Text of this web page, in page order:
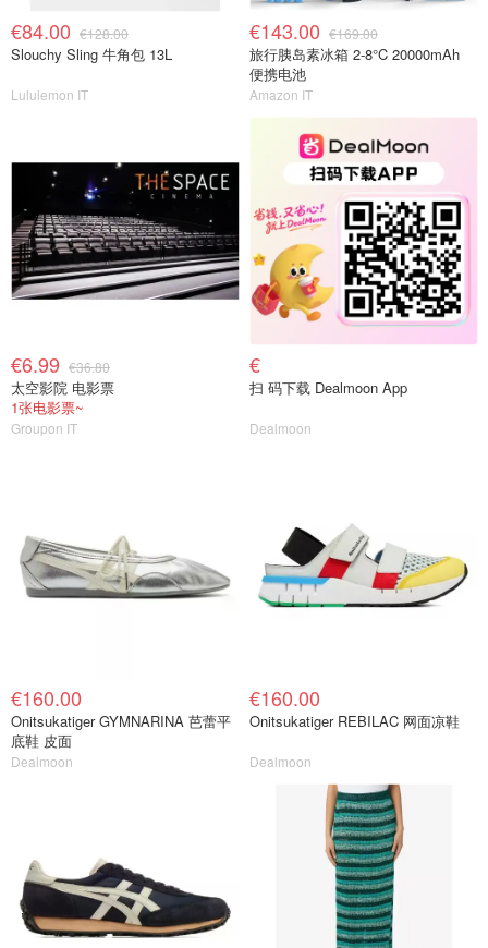
€84.00 €128.00
Slouchy Sling 牛角包 13L
Lululemon IT
€143.00 €169.00
旅行胰岛素冰箱 2-8°C 20000mAh
便携电池
Amazon IT
€6.99 €36.80
太空影院 电影票
1张电影票~
Groupon IT
€
扫 码下载 Dealmoon App
Dealmoon
€160.00
Onitsukatiger GYMNARINA 芭蕾平
底鞋 皮面
Dealmoon
€160.00
Onitsukatiger REBILAC 网面凉鞋
Dealmoon